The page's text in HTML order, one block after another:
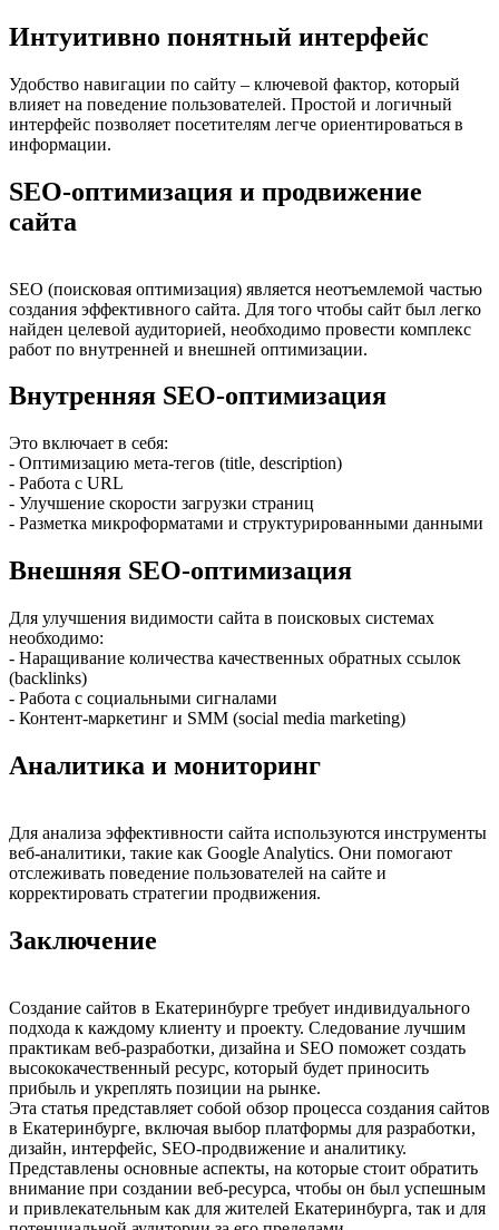
Интуитивно понятный интерфейс
Удобство навигации по сайту – ключевой фактор, который
влияет на поведение пользователей. Простой и логичный
интерфейс позволяет посетителям легче ориентироваться в
информации.
SEO-оптимизация и продвижение
сайта
SEO (поисковая оптимизация) является неотъемлемой частью
создания эффективного сайта. Для того чтобы сайт был легко
найден целевой аудиторией, необходимо провести комплекс
работ по внутренней и внешней оптимизации.
Внутренняя SEO-оптимизация
Это включает в себя:
- Оптимизацию мета-тегов (title, description)
- Работа с URL
- Улучшение скорости загрузки страниц
- Разметка микроформатами и структурированными данными
Внешняя SEO-оптимизация
Для улучшения видимости сайта в поисковых системах
необходимо:
- Наращивание количества качественных обратных ссылок
(backlinks)
- Работа с социальными сигналами
- Контент-маркетинг и SMM (social media marketing)
Аналитика и мониторинг
Для анализа эффективности сайта используются инструменты
веб-аналитики, такие как Google Analytics. Они помогают
отслеживать поведение пользователей на сайте и
корректировать стратегии продвижения.
Заключение
Создание сайтов в Екатеринбурге требует индивидуального
подхода к каждому клиенту и проекту. Следование лучшим
практикам веб-разработки, дизайна и SEO поможет создать
высококачественный ресурс, который будет приносить
прибыль и укреплять позиции на рынке.
Эта статья представляет собой обзор процесса создания сайтов
в Екатеринбурге, включая выбор платформы для разработки,
дизайн, интерфейс, SEO-продвижение и аналитику.
Представлены основные аспекты, на которые стоит обратить
внимание при создании веб-ресурса, чтобы он был успешным
и привлекательным как для жителей Екатеринбурга, так и для